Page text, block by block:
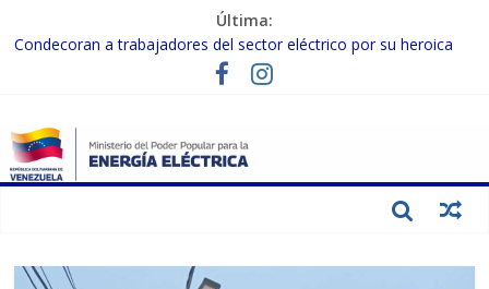
Última:
Condecoran a trabajadores del sector eléctrico por su heroica
labor tras el doble sismo del 24-J
Gobierno Nacional coordina acciones con el sector privado para
Inspeccionan trabajos de rehabilitación en instalaciones del SEN
en Carabobo
Gobierno Nacional activa plan preventivo para fortalecer el SEN